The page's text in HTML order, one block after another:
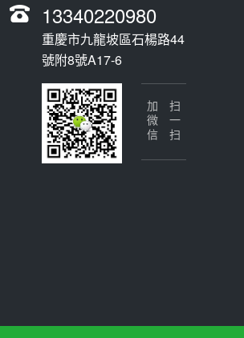
13340220980
重慶市九龍坡區石楊路44
號附8號A17-6
扫一扫
加微信